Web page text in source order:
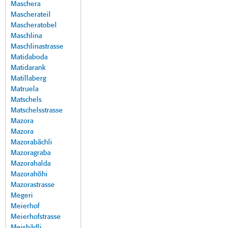
Maschera
Mascherateil
Mascheratobel
Maschlina
Maschlinastrasse
Matidaboda
Matidarank
Matillaberg
Matruela
Matschels
Matschelsstrasse
Mazora
Mazora
Mazorabächli
Mazoragraba
Mazorahalda
Mazorahöhi
Mazorastrasse
Megeri
Meierhof
Meierhofstrasse